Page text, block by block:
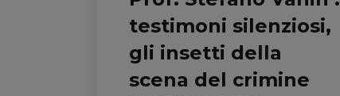
testimoni silenziosi,
gli insetti della
scena del crimine